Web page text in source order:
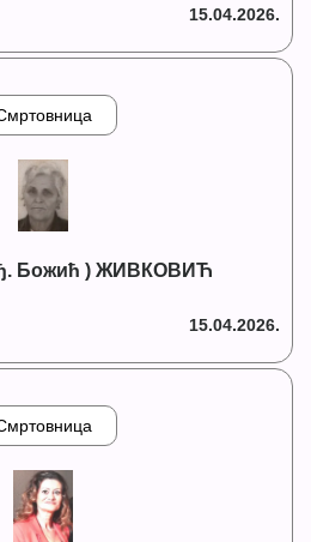
15.04.2026.
Божић ) ЖИВКОВИЋ
15.04.2026.